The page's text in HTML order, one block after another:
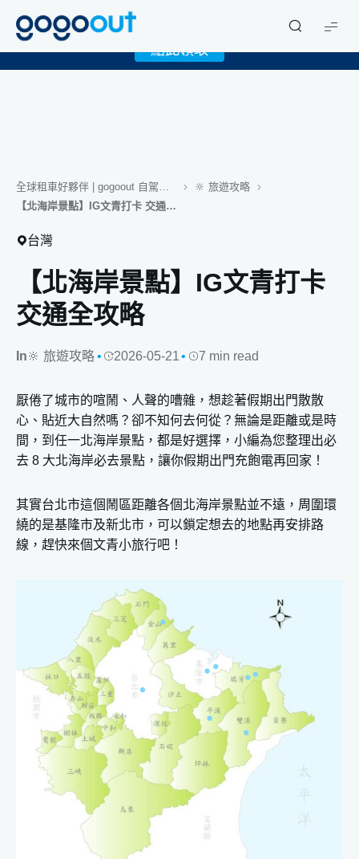
gogoout
全球租車好夥伴 | gogoout 自駕旅遊誌
🔆 旅遊攻略
【北海岸景點】IG文青打卡 交通全攻略
台灣
【北海岸景點】IG文青打卡
交通全攻略
In🔆 旅遊攻略 2026-05-21 7 min read
厭倦了城市的喧鬧、人聲的嘈雜，想趁著假期出門散散
心、貼近大自然嗎？卻不知何去何從？無論是距離或是時
間，到任一北海岸景點，都是好選擇，小編為您整理出必
去 8 大北海岸必去景點，讓你假期出門充飽電再回家！
其實台北市這個鬧區距離各個北海岸景點並不遠，周圍環
繞的是基隆市及新北市，可以鎖定想去的地點再安排路
線，趕快來個文青小旅行吧！
限時下載 gogoout APP 領取免費 1GB eSIM！
點此領取